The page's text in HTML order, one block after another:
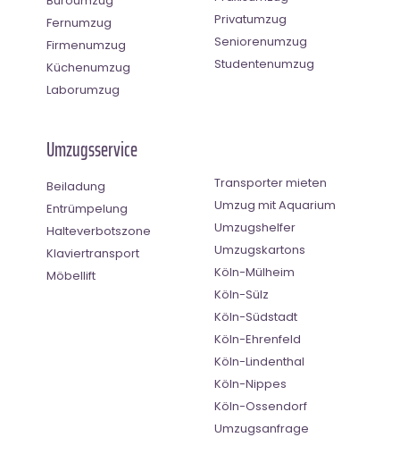
Fernumzug
Firmenumzug
Küchenumzug
Laborumzug
Privatumzug
Seniorenumzug
Studentenumzug
Umzugsservice
Beiladung
Entrümpelung
Halteverbotszone
Klaviertransport
Möbellift
Transporter mieten
Umzug mit Aquarium
Umzugshelfer
Umzugskartons
Köln-Mülheim
Köln-Sülz
Köln-Südstadt
Köln-Ehrenfeld
Köln-Lindenthal
Köln-Nippes
Köln-Ossendorf
Umzugsanfrage